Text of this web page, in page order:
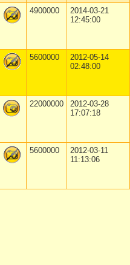
4900000
2014-03-21
12:45:00
5600000
2012-05-14
02:48:00
22000000
2012-03-28
17:07:18
5600000
2012-03-11
11:13:06